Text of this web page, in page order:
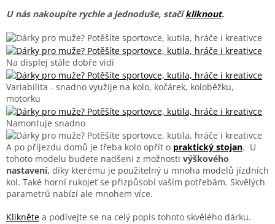
U nás nakoupíte rychle a jednoduše, stačíkliknout.
Na displej stále dobře vidí
Variabilita - snadno využije na kolo, kočárek, koloběžku,
motorku
Namontuje snadno
A po příjezdu domů je třeba kolo opřít o praktický stojan. U
tohoto modelu budete nadšeni z možnosti výškového
nastavení, díky kterému je použitelný u mnoha modelů jízdních
kol. Také horní rukojeť se přizpůsobí vaším potřebám. Skvělých
parametrů nabízí ale mnohem více.
Klikněte a podívejte se na celý popis tohoto skvělého dárku.